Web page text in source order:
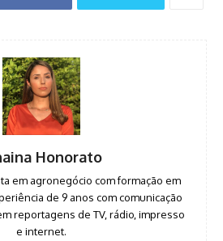
Honorato
em agronegócio com formação em
de 9 anos com comunicação
reportagens de TV, rádio, impresso
e internet.